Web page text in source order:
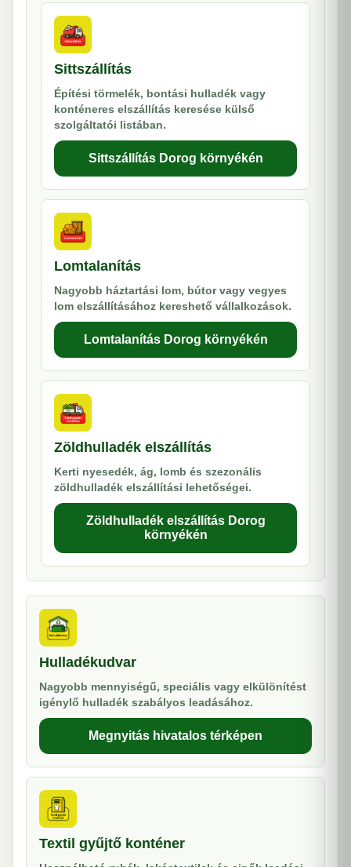
Sittszállítás
Építési törmelék, bontási hulladék vagy
konténeres elszállítás keresése külső
szolgáltatói listában.
Sittszállítás Dorog környékén
Lomtalanítás
Nagyobb háztartási lom, bútor vagy vegyes
lom elszállításához kereshető vállalkozások.
Lomtalanítás Dorog környékén
Zöldhulladék elszállítás
Kerti nyesedék, ág, lomb és szezonális
zöldhulladék elszállítási lehetőségei.
Zöldhulladék elszállítás Dorog
környékén
Hulladékudvar
Nagyobb mennyiségű, speciális vagy elkülönítést
igénylő hulladék szabályos leadásához.
Megnyitás hivatalos térképen
Textil gyűjtő konténer